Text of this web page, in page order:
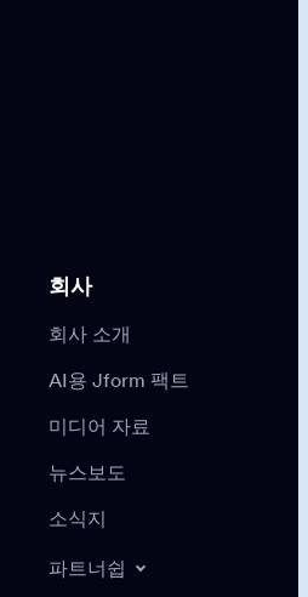
회사
회사 소개
AI용 Jform 팩트
미디어 자료
뉴스보도
소식지
파트너쉽